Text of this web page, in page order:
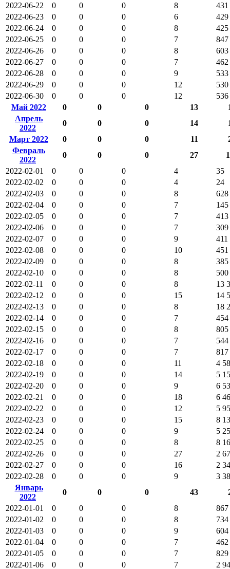
2022-06-22
0 0 0 8
431
2022-06-23
0 0 0 6
429
2022-06-24
0 0 0 8
425
2022-06-25
0 0 0 7
847
2022-06-26
0 0 0 8
603
2022-06-27
0 0 0 7
462
2022-06-28
0 0 0 9
533
2022-06-29
0 0 0 12
530
2022-06-30
0 0 0 12
536
Май 2022
0 0 0 13
Апрель
2022
0 0 0 14
Март 2022
0 0 0 11
Февраль
2022
0 0 0 27
2022-02-01
0 0 0 4
35
2022-02-02
0 0 0 4
24
2022-02-03
0 0 0 8
628
2022-02-04
0 0 0 7
145
2022-02-05
0 0 0 7
413
2022-02-06
0 0 0 7
309
2022-02-07
0 0 0 9
411
2022-02-08
0 0 0 10
451
2022-02-09
0 0 0 8
385
2022-02-10
0 0 0 8
500
2022-02-11
0 0 0 8
13
2022-02-12
0 0 0 15
14
2022-02-13
0 0 0 8
18
2022-02-14
0 0 0 7
454
2022-02-15
0 0 0 8
805
2022-02-16
0 0 0 7
544
2022-02-17
0 0 0 7
817
2022-02-18
0 0 0 11
4
2022-02-19
0 0 0 14
5
2022-02-20
0 0 0 9
6
2022-02-21
0 0 0 18
6
2022-02-22
0 0 0 12
5
2022-02-23
0 0 0 15
8
2022-02-24
0 0 0 9
5
2022-02-25
0 0 0 8
8
2022-02-26
0 0 0 27
2
2022-02-27
0 0 0 16
2
2022-02-28
0 0 0 9
3
Январь
2022
0 0 0 43
2022-01-01
0 0 0 8
867
2022-01-02
0 0 0 8
734
2022-01-03
0 0 0 9
604
2022-01-04
0 0 0 7
462
2022-01-05
0 0 0 7
829
2022-01-06
0 0 0 7 2